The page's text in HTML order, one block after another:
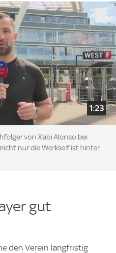
1:23
von Xabi Alonso bei
nur die Werkself ist hinter
gut
den Verein langfristig